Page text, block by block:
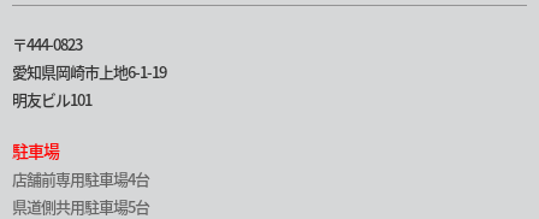
〒444-0823
愛知県岡崎市上地6-1-19
明友ビル101
駐車場
店舗前専用駐車場4台
県道側共用駐車場5台